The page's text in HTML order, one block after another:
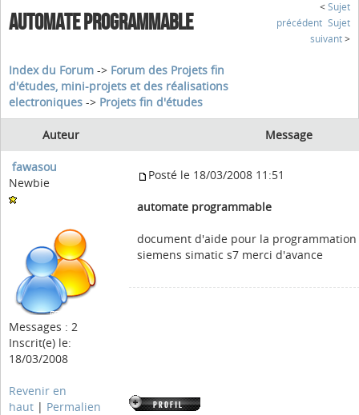
AUTOMATE PROGRAMMABLE
< Sujet
précédent Sujet
suivant >
Index du Forum -> Forum des Projets fin
d'études, mini-projets et des réalisations
electroniques -> Projets fin d'études
Auteur Message
fawasou
Newbie
Messages : 2
Inscrit(e) le:
18/03/2008
Posté le 18/03/2008 11:51
automate programmable
document d'aide pour la
siemens simatic s7 merci d'avance
Revenir en
haut | Permalien